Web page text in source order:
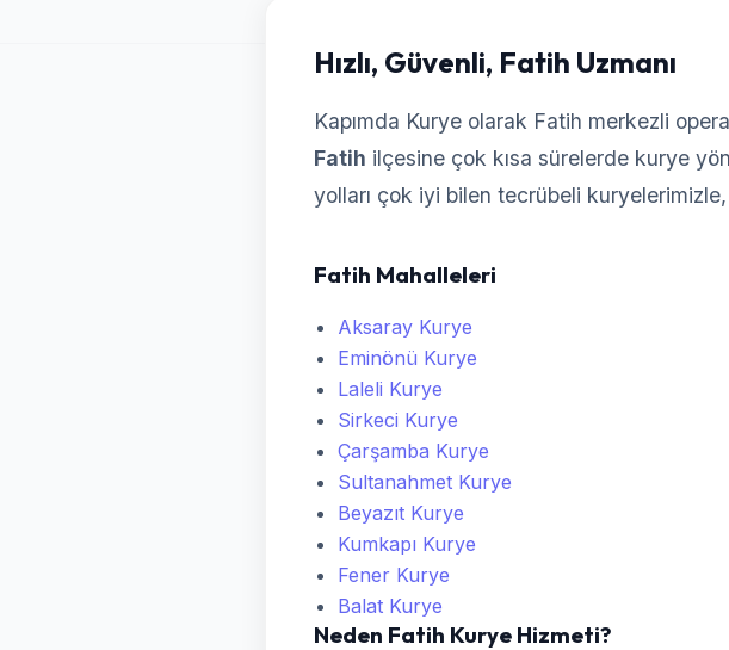
Hızlı, Güvenli, Fatih Uzmanı
Kapımda Kurye olarak Fatih merkezli
Fatih ilçesine çok kısa sürelerde kurye
yolları çok iyi bilen tecrübeli
Fatih Mahalleleri
Aksaray Kurye
Eminönü Kurye
Laleli Kurye
Sirkeci Kurye
Çarşamba Kurye
Sultanahmet Kurye
Beyazıt Kurye
Kumkapı Kurye
Fener Kurye
Balat Kurye
Neden Fatih Kurye Hizmeti?